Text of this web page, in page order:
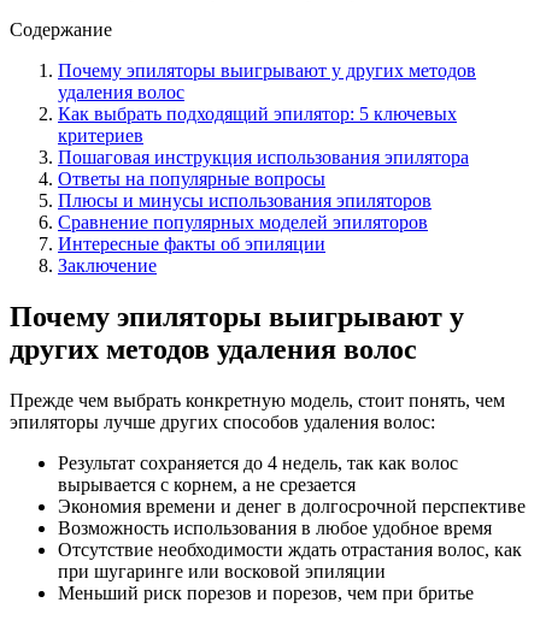
Содержание
Почему эпиляторы выигрывают у других методов
удаления волос
Как выбрать подходящий эпилятор: 5 ключевых
критериев
Пошаговая инструкция использования эпилятора
Ответы на популярные вопросы
Плюсы и минусы использования эпиляторов
Сравнение популярных моделей эпиляторов
Интересные факты об эпиляции
Заключение
Почему эпиляторы выигрывают у
других методов удаления волос
Прежде чем выбрать конкретную модель, стоит понять, чем
эпиляторы лучше других способов удаления волос:
Результат сохраняется до 4 недель, так как волос
вырывается с корнем, а не срезается
Экономия времени и денег в долгосрочной перспективе
Возможность использования в любое удобное время
Отсутствие необходимости ждать отрастания волос, как
при шугаринге или восковой эпиляции
Меньший риск порезов и порезов, чем при бритье